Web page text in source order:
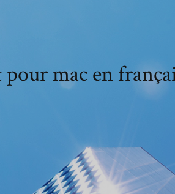
mac en